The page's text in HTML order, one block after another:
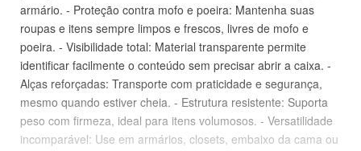
armário. - Proteção contra mofo e poeira: Mantenha suas
roupas e itens sempre limpos e frescos, livres de mofo e
poeira. - Visibilidade total: Material transparente permite
identificar facilmente o conteúdo sem precisar abrir a caixa. -
Alças reforçadas: Transporte com praticidade e segurança,
mesmo quando estiver cheia. - Estrutura resistente: Suporta
peso com firmeza, ideal para itens volumosos. - Versatilidade
incomparável: Use em armários, closets, embaixo da cama ou